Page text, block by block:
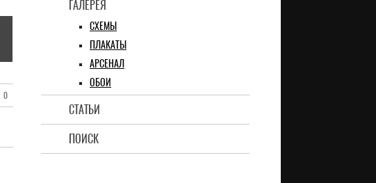
ГАЛЕРЕЯ
СХЕМЫ
ПЛАКАТЫ
АРСЕНАЛ
ОБОИ
СТАТЬИ
ПОИСК
0